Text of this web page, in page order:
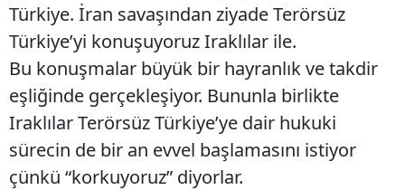
Türkiye. İran savaşından ziyade Terörsüz
Türkiye’yi konuşuyoruz Iraklılar ile.
Bu konuşmalar büyük bir hayranlık ve takdir
eşliğinde gerçekleşiyor. Bununla birlikte
Iraklılar Terörsüz Türkiye’ye dair hukuki
sürecin de bir an evvel başlamasını istiyor
çünkü “korkuyoruz” diyorlar.